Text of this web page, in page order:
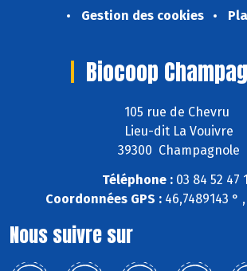
Gestion des cookies
Biocoop
105 rue de Chevru
Lieu-dit La Vouivre
39300 Champagnole
Téléphone :03 84 52 47
Coordonnées GPS :46,7489143 ° ,
Nous suivre sur